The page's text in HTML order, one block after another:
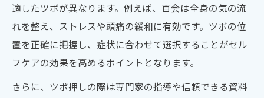
自宅でできる鍼灸ツボ押しセルフチェック
法
頭部の鍼灸ツボを安全に見分けるポイント
安全性に配慮した鍼灸による頭部ケア解説
鍼灸で頭部ケアを行う際の安全な手順と注
適したツボが異なります。例えば、百会は全身の気の流
れを整え、ストレスや頭痛の緩和に有効です。ツボの位
置を正確に把握し、症状に合わせて選択することがセル
フケアの効果を高めるポイントとなります。
さらに、ツボ押しの際は専門家の指導や信頼できる資料